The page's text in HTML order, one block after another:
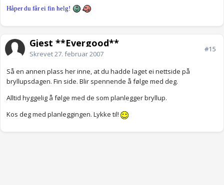
Håper du får ei fin helg!
Gjest **Evergood**
Skrevet27. februar 2007
#15
Så en annen plass her inne, at du hadde laget ei nettside på
bryllupsdagen. Fin side. Blir spennende å følge med deg.
Alltid hyggelig å følge med de som planlegger bryllup.
Kos deg med planleggingen. Lykke til!